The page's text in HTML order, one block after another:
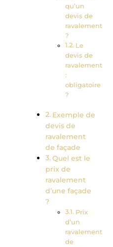
qu’un
devis de
ravalement
?
Le
devis de
ravalement
:
obligatoire
?
Exemple de
devis de
ravalement
de façade
Quel est le
prix de
ravalement
d’une façade
?
Prix
d’un
ravalement
de